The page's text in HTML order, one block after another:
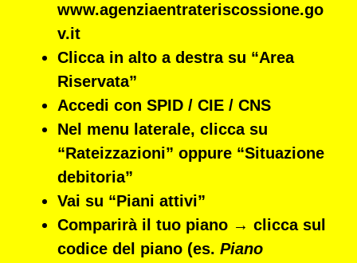
www.agenziaentrateriscossione.go
v.it
Clicca in alto a destra su “Area
Riservata”
Accedi con SPID / CIE / CNS
Nel menu laterale, clicca su
“Rateizzazioni” oppure “Situazione
debitoria”
Vai su “Piani attivi”
Comparirà il tuo piano → clicca sul
codice del piano (es. Piano